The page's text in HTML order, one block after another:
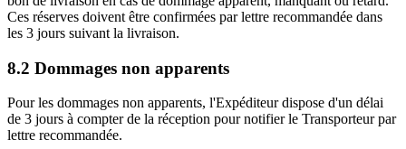
Ces réserves doivent être confirmées par lettre recommandée dans
les 3 jours suivant la livraison.
8.2 Dommages non apparents
Pour les dommages non apparents, l'Expéditeur dispose d'un délai
de 3 jours à compter de la réception pour notifier le Transporteur par
lettre recommandée.